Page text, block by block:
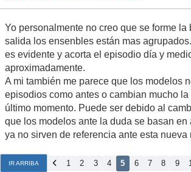
Yo personalmente no creo que se forme la
salida los ensenbles están mas
es evidente y acorta el episodio día y
aproximadamente.
A mi también me parece que los modelos
episodios como antes o cambian mucho la
último momento. Puede ser debido al
que los modelos ante la duda se basan en
ya no sirven de referencia ante esta nueva
IR ARRIBA 1 2 3 4 5 6 7 8 9